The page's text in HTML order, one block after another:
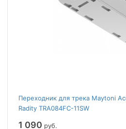
Переходник для трека Maytoni
Radity TRA084FC-11SW
1 090 руб.